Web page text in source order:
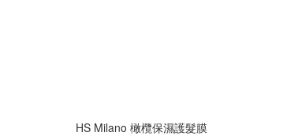
HS Milano 橄欖保濕護髮膜